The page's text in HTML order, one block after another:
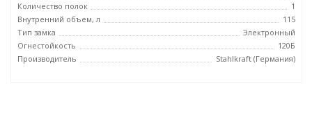
Количество полок
1
Внутренний объем, л
115
Тип замка
Электронный
Огнестойкость
120Б
Производитель
Stahlkraft (Германия)